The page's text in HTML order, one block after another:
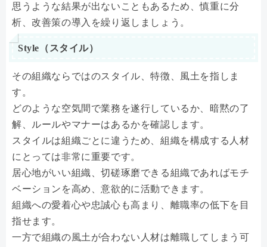
思うような結果が出ないこともあるため、慎重に分
析、改善策の導入を繰り返しましょう。
Style（スタイル）
その組織ならではのスタイル、特徴、風土を指しま
す。
どのような空気間で業務を遂行しているか、暗黙の了
解、ルールやマナーはあるかを確認します。
スタイルは組織ごとに違うため、組織を構成する人材
にとっては非常に重要です。
居心地がいい組織、切磋琢磨できる組織であればモチ
ベーションを高め、意欲的に活動できます。
組織への愛着心や忠誠心も高まり、離職率の低下を目
指せます。
一方で組織の風土が合わない人材は離職してしまう可